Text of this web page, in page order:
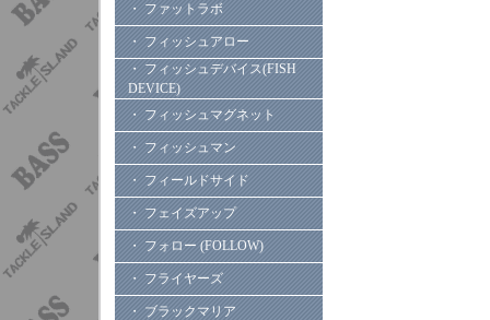
・ ファットラボ
・ フィッシュアロー
・ フィッシュデバイス(FISH
DEVICE)
・ フィッシュマグネット
・ フィッシュマン
・ フィールドサイド
・ フェイズアップ
・ フォロー (FOLLOW)
・ フライヤーズ
・ ブラックマリア